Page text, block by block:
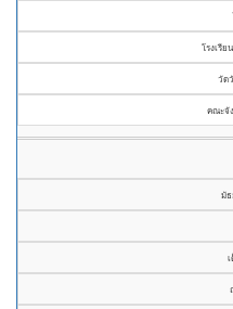
โรงเรีย
วัด
คณะจั
มั